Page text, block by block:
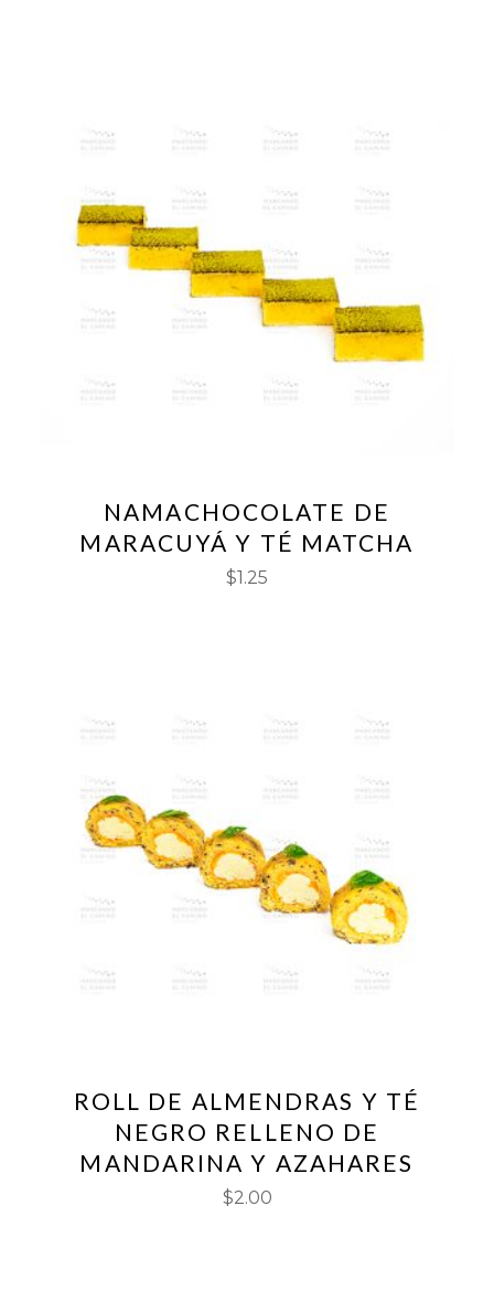
NAMACHOCOLATE DE
MARACUYÁ Y TÉ MATCHA
$1.25
ROLL DE ALMENDRAS Y TÉ
NEGRO RELLENO DE
MANDARINA Y AZAHARES
$2.00